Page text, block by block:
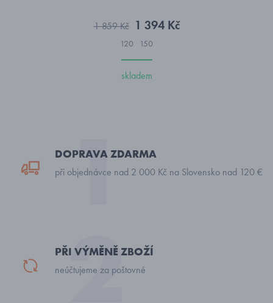
1 859 Kč 1 394 Kč
120 150
skladem
DOPRAVA ZDARMA
při objednávce nad 2 000 Kč na Slovensko nad 120 €
PŘI VÝMĚNĚ ZBOŽÍ
neúčtujeme za poštovné